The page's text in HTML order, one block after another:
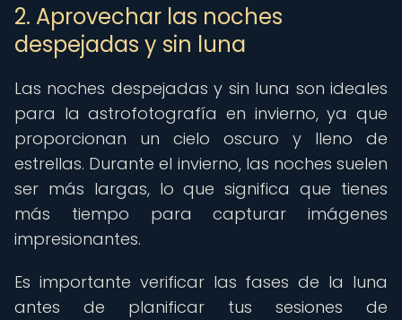
2. Aprovechar las noches
despejadas y sin luna
Las noches despejadas y sin luna son ideales
para la astrofotografía en invierno, ya que
proporcionan un cielo oscuro y lleno de
estrellas. Durante el invierno, las noches suelen
ser más largas, lo que significa que tienes
más tiempo para capturar imágenes
impresionantes.
Es importante verificar las fases de la luna
antes de planificar tus sesiones de